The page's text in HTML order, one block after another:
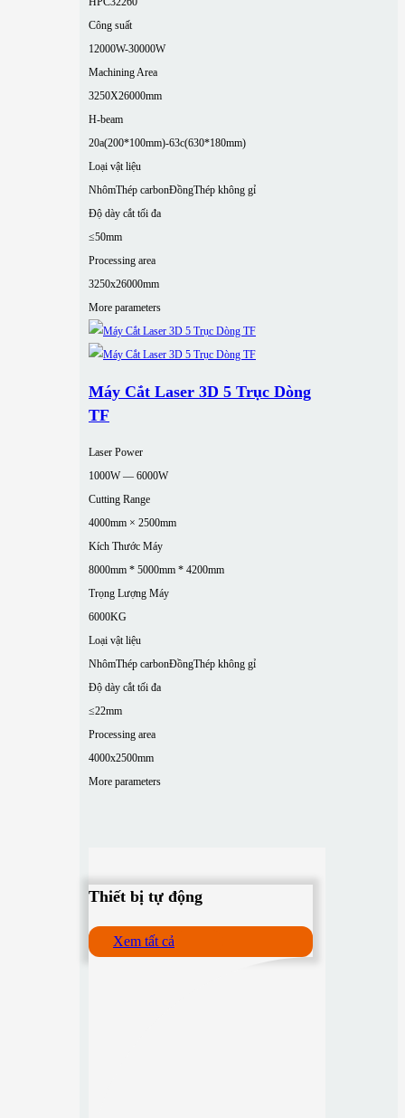
Công suất
12000W-30000W
Machining Area
3250X26000mm
H-beam
20a(200*100mm)-63c(630*180mm)
Loại vật liệu
NhômThép carbonĐồngThép không gỉ
Độ dày cắt tối đa
≤50mm
Processing area
3250x26000mm
More parameters
Máy Cắt Laser 3D 5 Trục Dòng
TF
Laser Power
1000W — 6000W
Cutting Range
4000mm × 2500mm
Kích Thước Máy
8000mm * 5000mm * 4200mm
Trọng Lượng Máy
6000KG
Loại vật liệu
NhômThép carbonĐồngThép không gỉ
Độ dày cắt tối đa
≤22mm
Processing area
4000x2500mm
More parameters
Thiết bị tự động
Xem tất cả